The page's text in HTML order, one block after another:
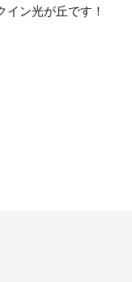
ン光が丘です！